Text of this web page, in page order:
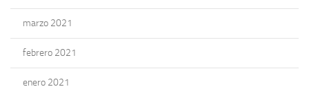
marzo 2021
febrero 2021
enero 2021